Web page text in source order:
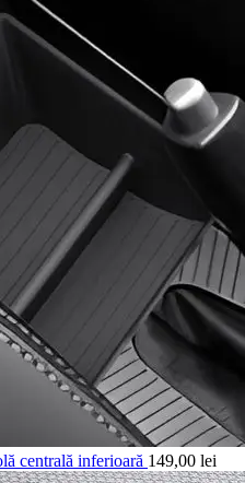
centrală inferioară 149,00 lei